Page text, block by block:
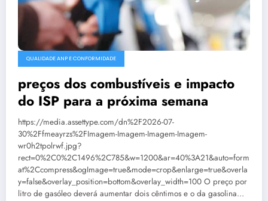
QUALIDADE ANP E CONFORMIDADE
preços dos combustíveis e impacto
do ISP para a próxima semana
https://media.assettype.com/dn%2F2026-07-
30%2Ffmeayrzs%2FImagem-Imagem-Imagem-Imagem-
wr0h2tpolrwf.jpg?
rect=0%2C0%2C1496%2C785&w=1200&ar=40%3A21&auto=form
at%2Ccompress&ogImage=true&mode=crop&enlarge=true&overla
y=false&overlay_position=bottom&overlay_width=100 O preço por
litro de gasóleo deverá aumentar dois cêntimos e o da gasolina…